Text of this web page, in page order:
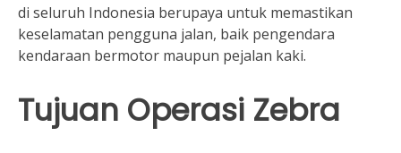
di seluruh Indonesia berupaya untuk memastikan
keselamatan pengguna jalan, baik pengendara
kendaraan bermotor maupun pejalan kaki.
Tujuan Operasi Zebra